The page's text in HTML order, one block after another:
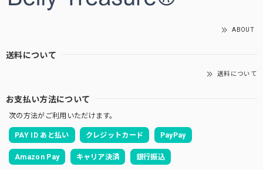
ABOUT
送料について
送料について
お支払い方法について
次の方法がご利用いただけます。
PAY ID あと払い クレジットカード PayPay
Amazon Pay キャリア決済 銀行振込